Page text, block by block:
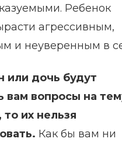
Ребенок
агрессивным,
и неуверенным в
или дочь будут
вам вопросы на
то их нельзя
Как бы вам ни